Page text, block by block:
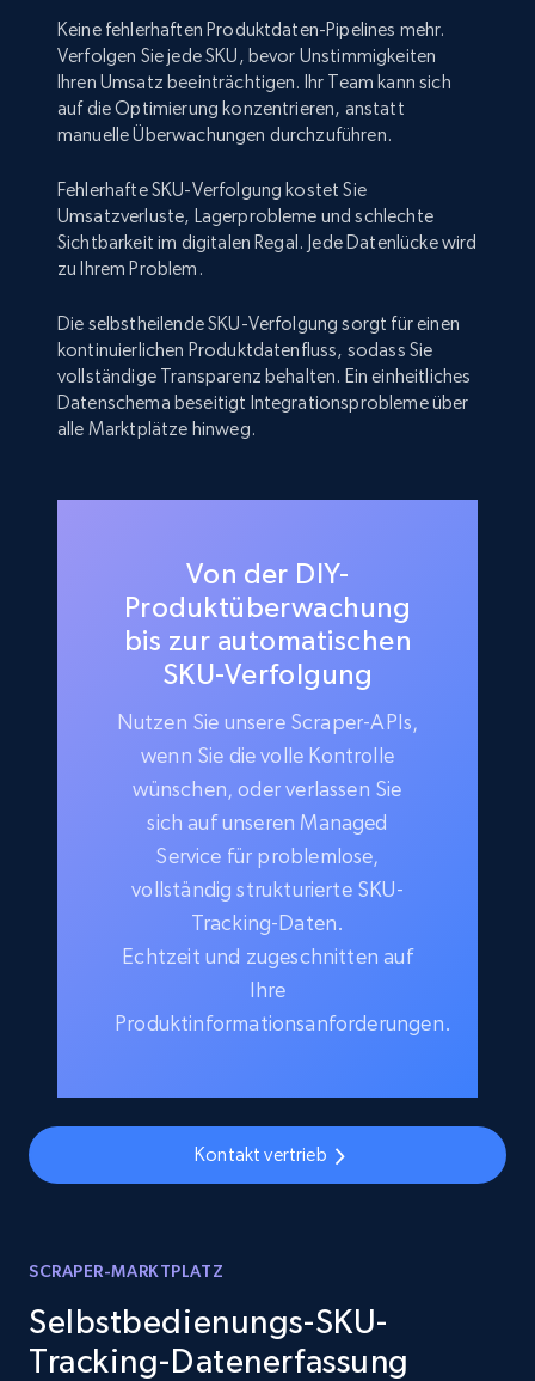
Keine fehlerhaften Produktdaten-Pipelines mehr.
Verfolgen Sie jede SKU, bevor Unstimmigkeiten
Ihren Umsatz beeinträchtigen. Ihr Team kann sich
auf die Optimierung konzentrieren, anstatt
manuelle Überwachungen durchzuführen.
Fehlerhafte SKU-Verfolgung kostet Sie
Umsatzverluste, Lagerprobleme und schlechte
Sichtbarkeit im digitalen Regal. Jede Datenlücke wird
zu Ihrem Problem.
Die selbstheilende SKU-Verfolgung sorgt für einen
kontinuierlichen Produktdatenfluss, sodass Sie
vollständige Transparenz behalten. Ein einheitliches
Datenschema beseitigt Integrationsprobleme über
alle Marktplätze hinweg.
Von der DIY-
Produktüberwachung
bis zur automatischen
SKU-Verfolgung
Nutzen Sie unsere Scraper-APIs,
wenn Sie die volle Kontrolle
wünschen, oder verlassen Sie
sich auf unseren Managed
Service für problemlose,
vollständig strukturierte SKU-
Tracking-Daten.
Echtzeit und zugeschnitten auf
Ihre
Produktinformationsanforderungen.
Kontakt vertrieb
SCRAPER-MARKTPLATZ
Selbstbedienungs-SKU-
Tracking-Datenerfassung